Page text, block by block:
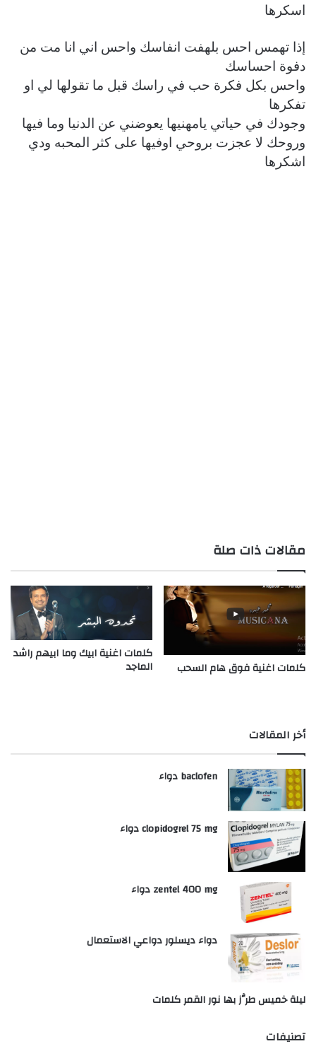
اسكرها
إذا تهمس احس بلهفت انفاسك واحس اني انا مت من
دفوة احساسك
واحس بكل فكرة حب في راسك قبل ما تقولها لي او
تفكرها
وجودك في حياتي يامهنيها يعوضني عن الدنيا وما فيها
وروحك لا عجزت بروحي اوفيها على كثر المحبه ودي
اشكرها
مقالات ذات صلة
كلمات اغنية فوق هام السحب
كلمات اغنية ابيك وما ابيهم راشد
الماجد
أخر المقالات
baclofen دواء
clopidogrel 75 mg دواء
zentel 400 mg دواء
دواء ديسلور دواعي الاستعمال
ليلة خميس طرَّز بها نور القمر كلمات
تصنيفات